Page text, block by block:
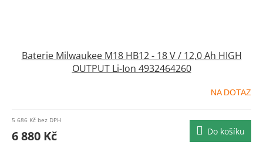
Baterie Milwaukee M18 HB12 - 18 V / 12,0 Ah HIGH
OUTPUT Li-Ion 4932464260
NA DOTAZ
5 686 Kč bez DPH
6 880 Kč Do košíku